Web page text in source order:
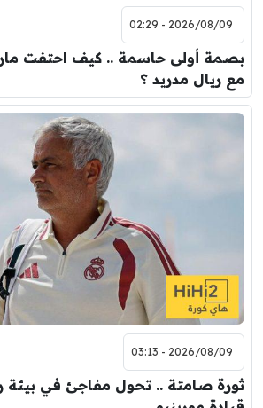
2026/08/09 - 02:29
بصمة أولى حاسمة .. كيف احتفت
مع ريال مدريد ؟
2026/08/09 - 03:13
ثورة صامتة .. تحول مفاجئ في بيئة